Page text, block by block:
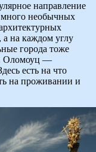
направление
много необычных
а на каждом углу
города тоже
Оломоуц —
есть на что
на проживании и